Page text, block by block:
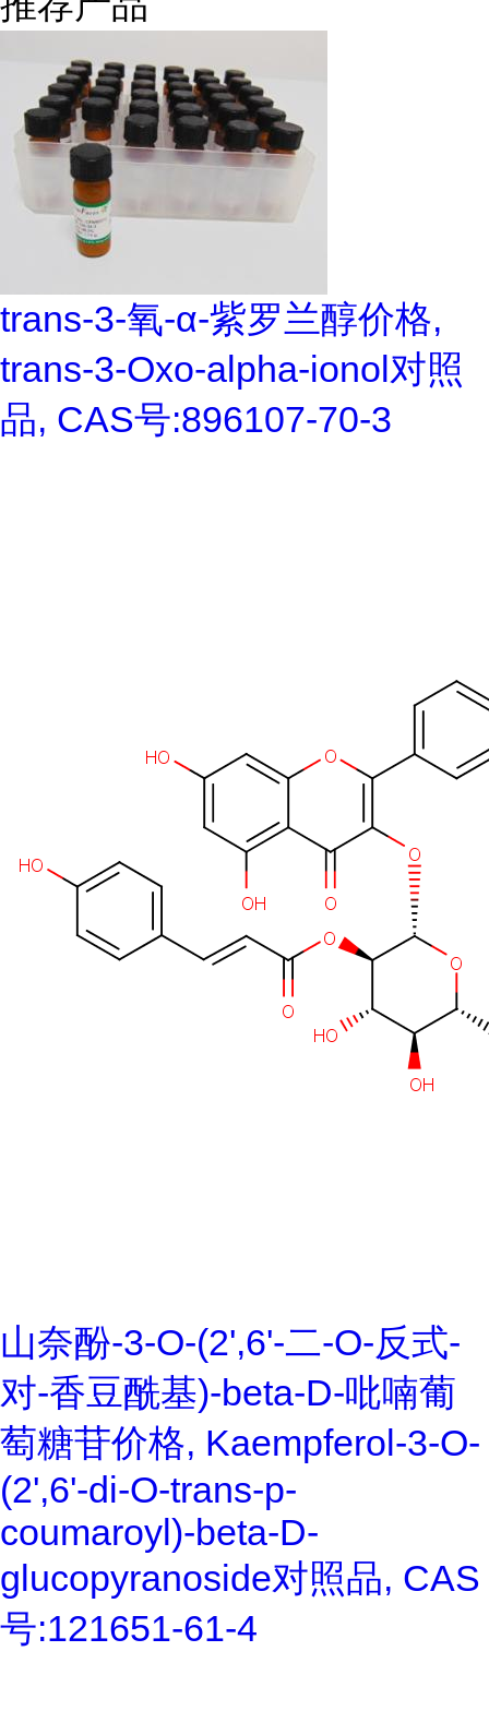
trans-3-氧-α-紫罗兰醇价格,
trans-3-Oxo-alpha-ionol对照
品, CAS号:896107-70-3
山奈酚-3-O-(2',6'-二-O-反式-
对-香豆酰基)-beta-D-吡喃葡
萄糖苷价格, Kaempferol-3-O-
(2',6'-di-O-trans-p-
coumaroyl)-beta-D-
glucopyranoside对照品, CAS
号:121651-61-4